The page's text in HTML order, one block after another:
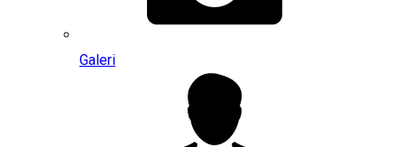
Galeri